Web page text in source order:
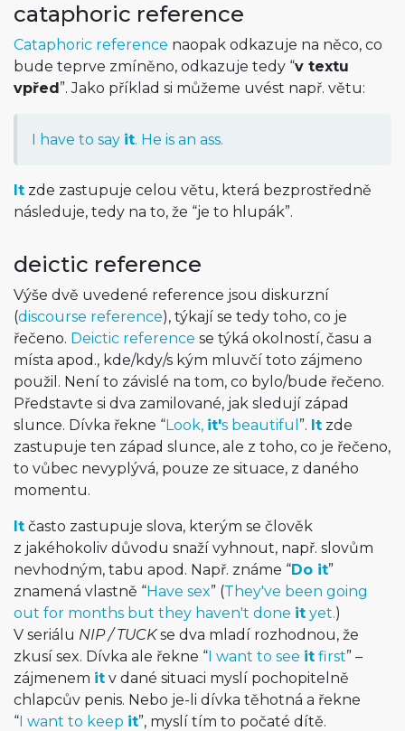
cataphoric reference
Cataphoric reference naopak odkazuje na něco, co
bude teprve zmíněno, odkazuje tedy “v textu
vpřed”. Jako příklad si můžeme uvést např. větu:
I have to say it. He is an ass.
It zde zastupuje celou větu, která bezprostředně
následuje, tedy na to, že “je to hlupák”.
deictic reference
Výše dvě uvedené reference jsou diskurzní
(discourse reference), týkají se tedy toho, co je
řečeno. Deictic reference se týká okolností, času a
místa apod., kde/kdy/s kým mluvčí toto zájmeno
použil. Není to závislé na tom, co bylo/bude řečeno.
Představte si dva zamilované, jak sledují západ
slunce. Dívka řekne “Look, it's beautiful ”. It zde
zastupuje ten západ slunce, ale z toho, co je řečeno,
to vůbec nevyplývá, pouze ze situace, z daného
momentu.
It často zastupuje slova, kterým se člověk
z jakéhokoliv důvodu snaží vyhnout, např. slovům
nevhodným, tabu apod. Např. známe “Do it”
znamená vlastně “Have sex” (They've been going
out for months but they haven't done it yet.)
V seriálu NIP / TUCKse dva mladí rozhodnou, že
zkusí sex. Dívka ale řekne “I want to see it first” –
zájmenem it v dané situaci myslí pochopitelně
chlapcův penis. Nebo je-li dívka těhotná a řekne
“I want to keep it”, myslí tím to počaté dítě.